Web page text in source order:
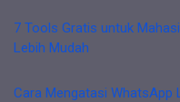
7 Tools Gratis untuk
Lebih Mudah
Cara Mengatasi WhatsApp